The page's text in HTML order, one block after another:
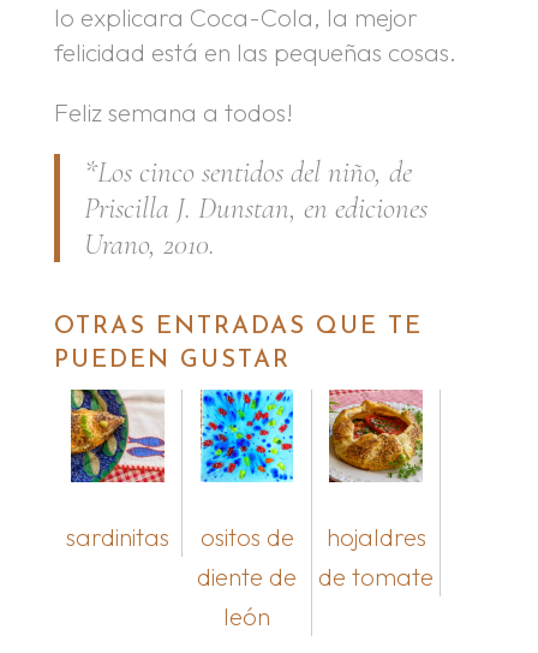
lo explicara Coca-Cola, la mejor
felicidad está en las pequeñas cosas.
Feliz semana a todos!
*Los cinco sentidos del niño, de
Priscilla J. Dunstan, en ediciones
Urano, 2010.
OTRAS ENTRADAS QUE TE
PUEDEN GUSTAR
sardinitas
ositos de
diente de
león
hojaldres
de tomate